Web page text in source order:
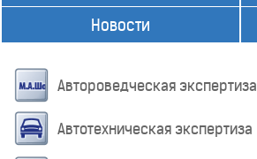
Новости
Автороведческая экспертиза
Автотехническая экспертиза